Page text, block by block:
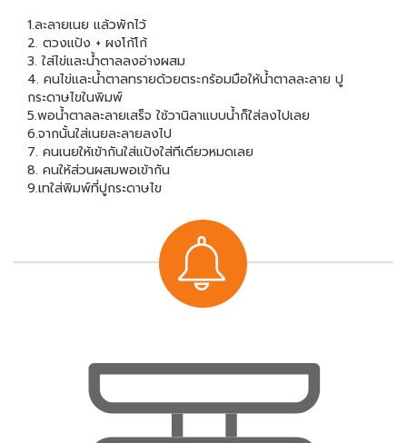
1.ละลายเนย แล้วพักไว้
2. ตวงแป้ง + ผงโก้โก้
3. ใส่ไข่และน้ำตาลลงอ่างผสม
4. คนไข่และน้ำตาลทรายด้วยตระกร้อมมือให้น้ำตาลละลาย ปู
กระดาษไขในพิมพ์
5.พอน้ำตาลละลายเสร็จ ใช้วานิลาแบบน้ำก็ใส่ลงไปเลย
6.จากนั้นใส่เนยละลายลงไป
7. คนเนยให้เข้ากันใส่แป้งใส่ทีเดียวหมดเลย
8. คนให้ส่วนผสมพอเข้ากัน
9.เทใส่พิมพ์ที่ปูกระดาษไข